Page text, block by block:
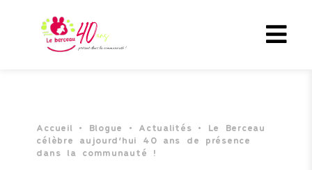
Accueil • Blogue • Actualités • Le Berceau
célèbre aujourd’hui 40 ans de présence
dans la communauté !